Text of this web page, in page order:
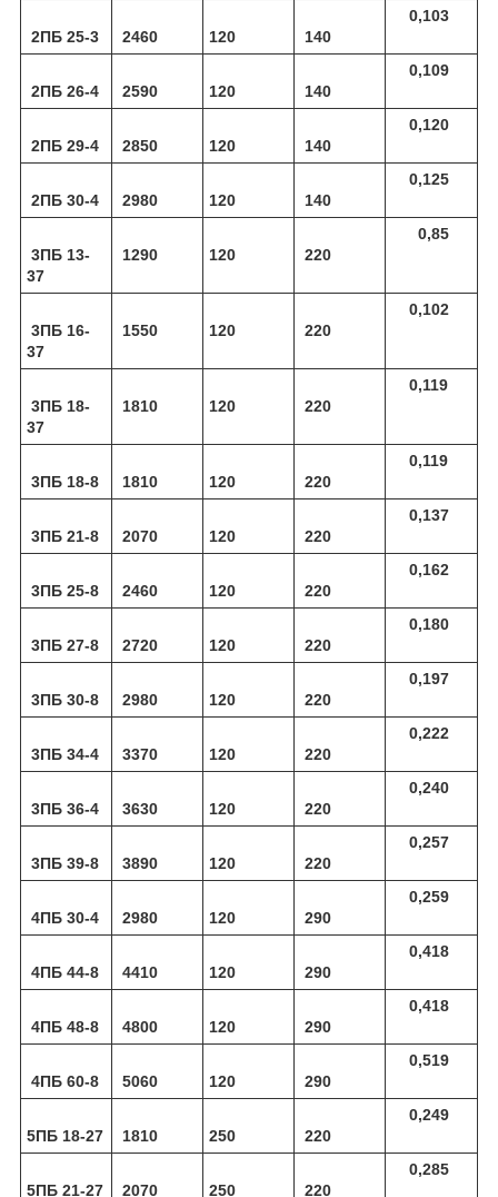
2ПБ 25-3 2460 120 140
0,103
2ПБ 26-4 2590 120 140
0,109
2ПБ 29-4 2850 120 140
0,120
2ПБ 30-4 2980 120 140
0,125
3ПБ 13-
37
1290 120 220
0,85
3ПБ 16-
37
1550 120 220
0,102
3ПБ 18-
37
1810 120 220
0,119
3ПБ 18-8 1810 120 220
0,119
3ПБ 21-8 2070 120 220
0,137
3ПБ 25-8 2460 120 220
0,162
3ПБ 27-8 2720 120 220
0,180
3ПБ 30-8 2980 120 220
0,197
3ПБ 34-4 3370 120 220
0,222
3ПБ 36-4 3630 120 220
0,240
3ПБ 39-8 3890 120 220
0,257
4ПБ 30-4 2980 120 290
0,259
4ПБ 44-8 4410 120 290
0,418
4ПБ 48-8 4800 120 290
0,418
4ПБ 60-8 5060 120 290
0,519
5ПБ 18-27 1810 250 220
0,249
5ПБ 21-27 2070 250 220
0,285